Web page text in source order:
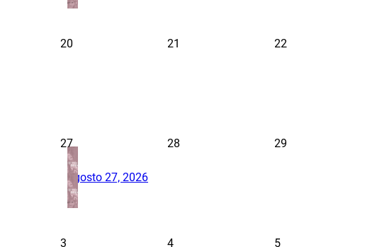
20 21 22
27
agosto 27, 2026
28 29
3 4 5